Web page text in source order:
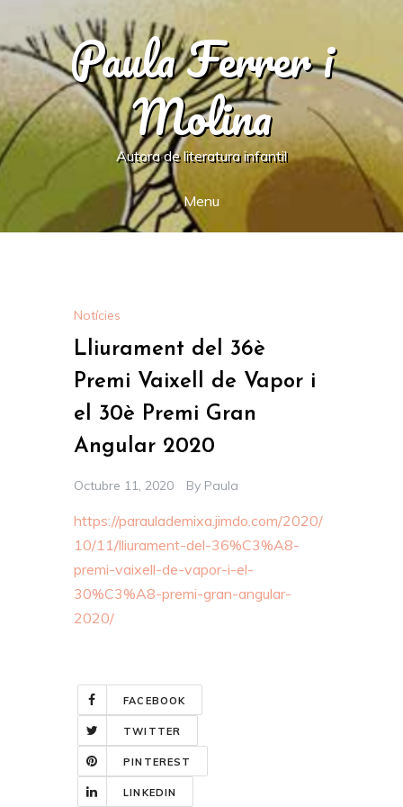
content
Paula Ferrer i
Molina
Autora de literatura infantil
Menu
Notícies
Lliurament del 36è
Premi Vaixell de Vapor i
el 30è Premi Gran
Angular 2020
Octubre 11, 2020 By Paula
https://paraulademixa.jimdo.com/2020/
10/11/lliurament-del-36%C3%A8-
premi-vaixell-de-vapor-i-el-
30%C3%A8-premi-gran-angular-
2020/
FACEBOOK
TWITTER
PINTEREST
LINKEDIN